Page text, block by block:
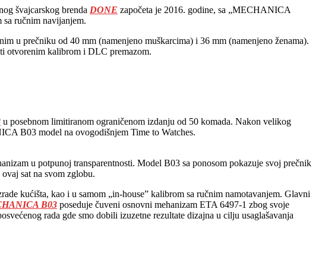
švajcarskog brenda DONE započeta je 2016. godine, sa „MECHANICA
sa ručnim navijanjem.
u prečniku od 40 mm (namenjeno muškarcima) i 36 mm (namenjeno ženama).
otvorenim kalibrom i DLC premazom.
u posebnom limitiranom ograničenom izdanju od 50 komada. Nakon velikog
B03 model na ovogodišnjem Time to Watches.
u potpunoj transparentnosti. Model B03 sa ponosom pokazuje svoj prečnik
sat na svom zglobu.
kućišta, kao i u samom „in-house” kalibrom sa ručnim namotavanjem. Glavni
B03 poseduje čuveni osnovni mehanizam ETA 6497-1 zbog svoje
rada gde smo dobili izuzetne rezultate dizajna u cilju usaglašavanja